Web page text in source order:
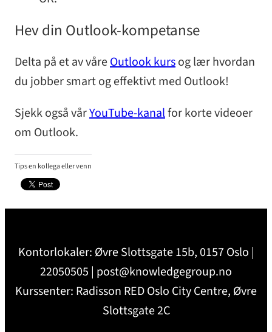
Hev din Outlook-kompetanse
Delta på et av våreOutlook kursog lær hvordan
du jobber smart og effektivt med Outlook!
Sjekk også vårYouTube-kanalfor korte videoer
om Outlook.
Tips en kollega eller venn
Kontorlokaler: Øvre Slottsgate 15b, 0157 Oslo |
22050505 | post@knowledgegroup.no
Kurssenter: Radisson RED Oslo City Centre, Øvre
Slottsgate 2C